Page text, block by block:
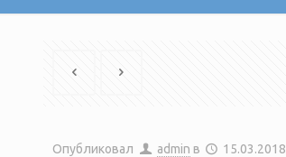
Опубликовал admin в 15.03.2018